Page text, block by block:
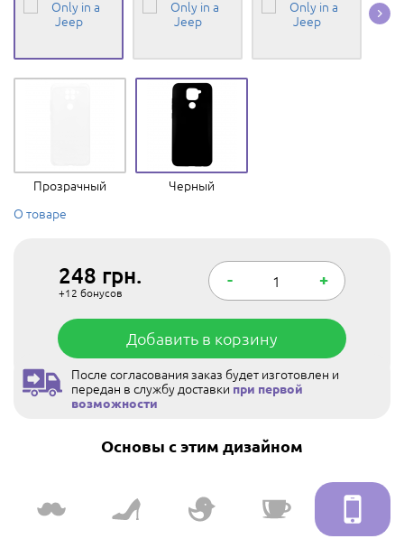
Прозрачный
Черный
О товаре
248 грн.
+12 бонусов
- +
Добавить в корзину
После согласования заказ будет изготовлен и
передан в службу доставки при первой
возможности
Основы с этим дизайном